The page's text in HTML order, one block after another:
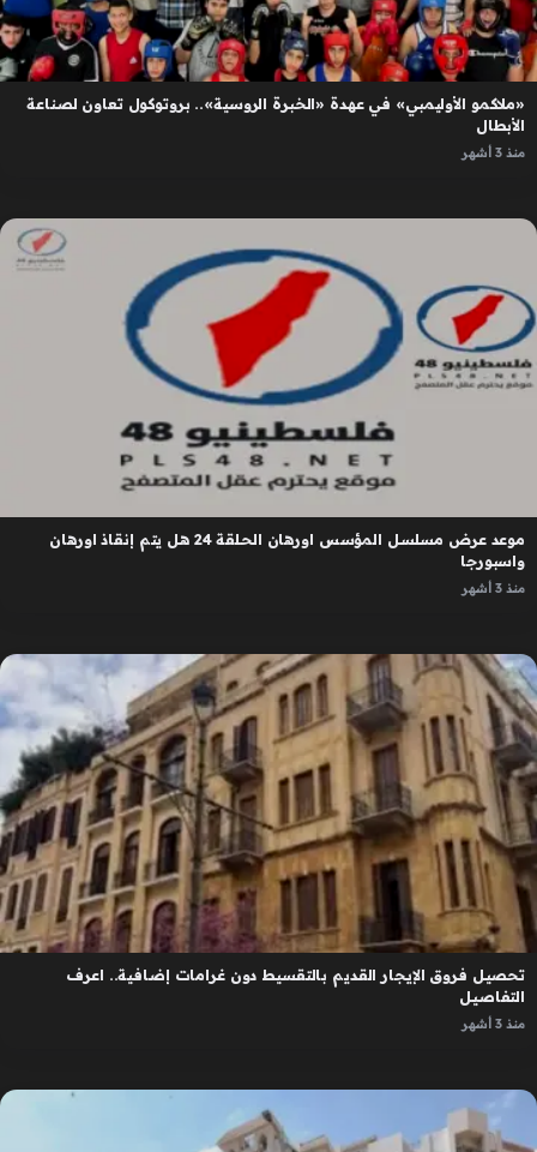
«ملاكمو الأوليمبي» في عهدة «الخبرة الروسية».. بروتوكول تعاون لصناعة
الأبطال
منذ 3 أشهر
موعد عرض مسلسل المؤسس اورهان الحلقة 24 هل يتم إنقاذ اورهان
واسبورجا
منذ 3 أشهر
تحصيل فروق الإيجار القديم بالتقسيط دون غرامات إضافية.. اعرف
التفاصيل
منذ 3 أشهر